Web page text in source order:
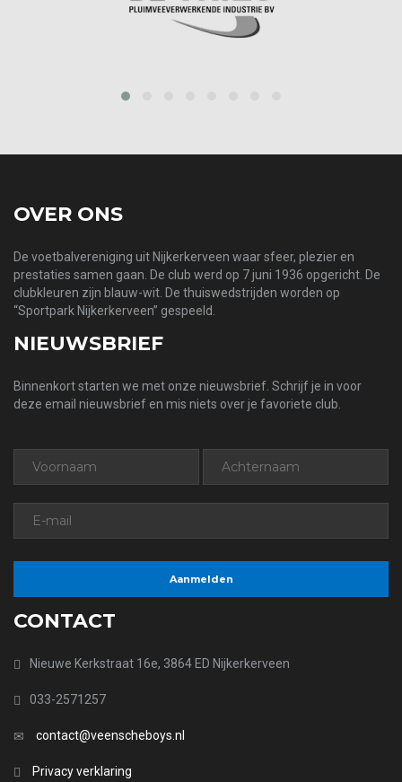
OVER ONS
De voetbalvereniging uit Nijkerkerveen waar sfeer, plezier en
prestaties samen gaan. De club werd op 7 juni 1936 opgericht. De
clubkleuren zijn blauw-wit. De thuiswedstrijden worden op
“Sportpark Nijkerkerveen” gespeeld.
NIEUWSBRIEF
Binnenkort starten we met onze nieuwsbrief. Schrijf je in voor
deze email nieuwsbrief en mis niets over je favoriete club.
CONTACT
Nieuwe Kerkstraat 16e, 3864 ED Nijkerkerveen
033-2571257
contact@veenscheboys.nl
Privacy verklaring